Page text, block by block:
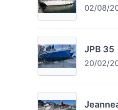
02/08/
JPB 35
20/02/